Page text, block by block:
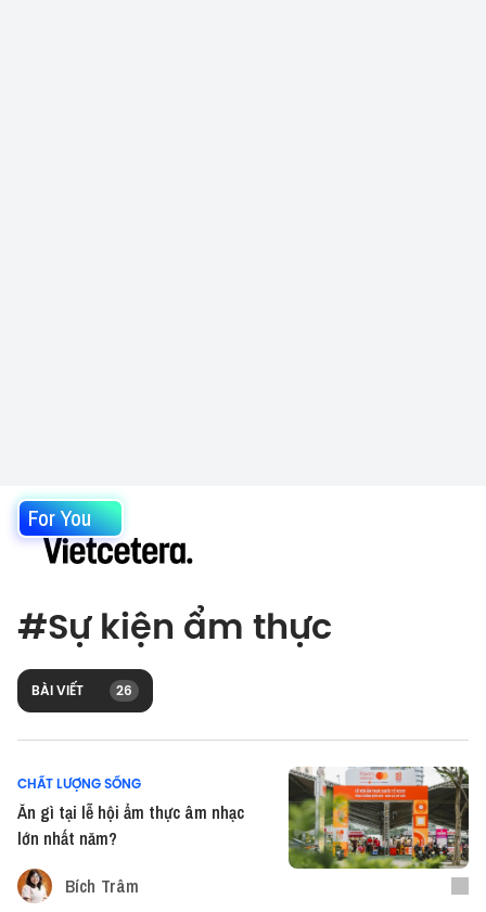
For You
#Sự kiện ẩm thực
BÀI VIẾT 26
CHẤT LƯỢNG SỐNG
Ăn gì tại lễ hội ẩm thực âm nhạc
lớn nhất năm?
Bích Trâm